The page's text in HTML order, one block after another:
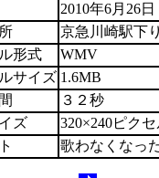
2010年6月26日
京急川崎駅下
形式
WMV
サイズ 1.6MB
３２秒
ズ
320×240ピク
歌わなくなっ